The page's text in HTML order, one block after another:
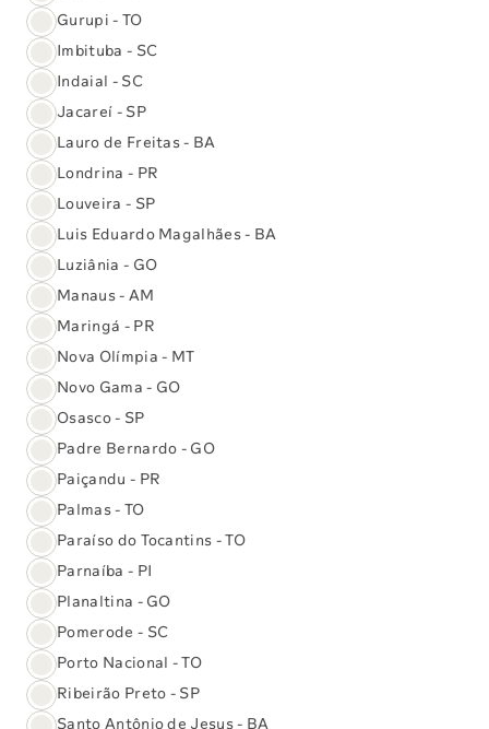
Telefone
Segunda a sexta-feira
Sábadosdas 6h às 21h
Domingos e feriados
(61) 3329-8000
Exames e Vacinas
Central de Atendimento
O Sabin
Reconhecimentos
Unidades
Convênios
Reconhecimentos e conquistas:
Gurupi - TO
Imbituba - SC
Indaial - SC
Jacareí - SP
Lauro de Freitas - BA
Londrina - PR
Louveira - SP
Luis Eduardo Magalhães - BA
Luziânia - GO
Manaus - AM
Maringá - PR
Nova Olímpia - MT
Novo Gama - GO
Osasco - SP
Padre Bernardo - GO
Paiçandu - PR
Palmas - TO
Paraíso do Tocantins - TO
Parnaíba - PI
Planaltina - GO
Pomerode - SC
Porto Nacional - TO
Ribeirão Preto - SP
Santo Antônio de Jesus - BA